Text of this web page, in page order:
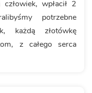
wpłacił 2
potrzebne
każdą złotówkę
z całego serca